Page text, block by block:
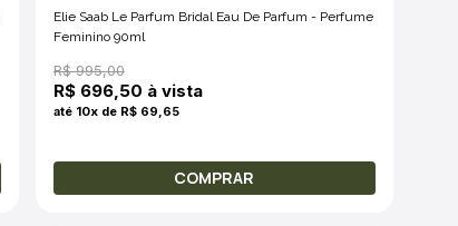
Elie Saab Le Parfum Bridal Eau De Parfum - Perfume
Feminino 90ml
R$ 995,00
R$ 696,50 à vista
até 10x de R$ 69,65
COMPRAR